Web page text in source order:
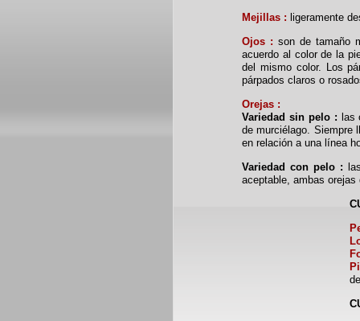
Mejillas : ligeramente
Ojos : son de tamaño
acuerdo al color de la
del mismo color. Los
párpados claros o
Orejas :
Variedad sin pelo : las
de murciélago. Siempre
en relación a una línea
Variedad con pelo :
aceptable, ambas